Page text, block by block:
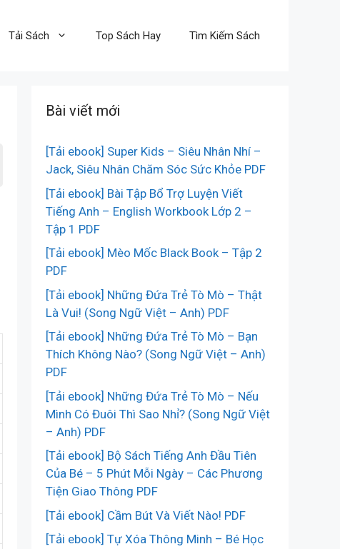
Tải Sách Top Sách Hay Tìm Kiếm Sách
Bài viết mới
[Tải ebook] Super Kids – Siêu Nhân Nhí –
Jack, Siêu Nhân Chăm Sóc Sức Khỏe PDF
[Tải ebook] Bài Tập Bổ Trợ Luyện Viết
Tiếng Anh – English Workbook Lớp 2 –
Tập 1 PDF
[Tải ebook] Mèo Mốc Black Book – Tập 2
PDF
[Tải ebook] Những Đứa Trẻ Tò Mò – Thật
Là Vui! (Song Ngữ Việt – Anh) PDF
[Tải ebook] Những Đứa Trẻ Tò Mò – Bạn
Thích Không Nào? (Song Ngữ Việt – Anh)
PDF
[Tải ebook] Những Đứa Trẻ Tò Mò – Nếu
Mình Có Đuôi Thì Sao Nhỉ? (Song Ngữ Việt
– Anh) PDF
[Tải ebook] Bộ Sách Tiếng Anh Đầu Tiên
Của Bé – 5 Phút Mỗi Ngày – Các Phương
Tiện Giao Thông PDF
[Tải ebook] Cầm Bút Và Viết Nào! PDF
[Tải ebook] Tự Xóa Thông Minh – Bé Học